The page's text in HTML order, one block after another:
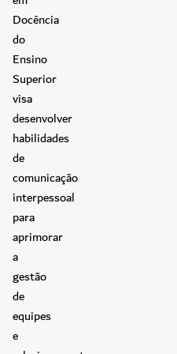
Docência
do
Ensino
Superior
visa
desenvolver
habilidades
de
comunicação
interpessoal
para
aprimorar
a
gestão
de
equipes
e